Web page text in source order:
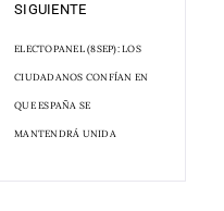
SIGUIENTE
ELECTOPANEL (8SEP): LOS
CIUDADANOS CONFÍAN EN
QUE ESPAÑA SE
MANTENDRÁ UNIDA